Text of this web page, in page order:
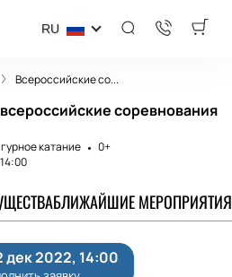
RU
Всероссийские со...
соревнования
катание
0+
14:00
БЛИЖАЙШИЕ МЕРОПРИЯТИЯ